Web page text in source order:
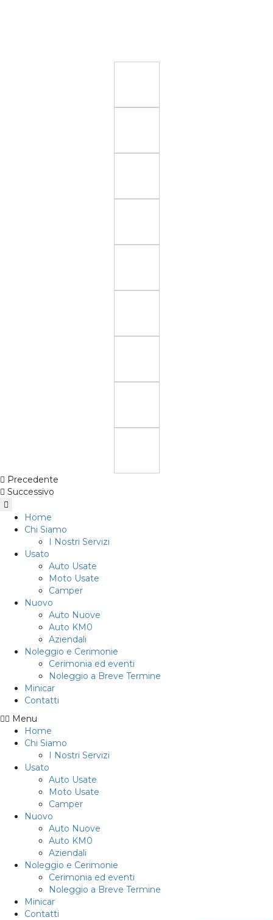
Precedente
Successivo
Home
Chi Siamo
I Nostri Servizi
Usato
Auto Usate
Moto Usate
Camper
Nuovo
Auto Nuove
Auto KM0
Aziendali
Noleggio e Cerimonie
Cerimonia ed eventi
Noleggio a Breve Termine
Minicar
Contatti
Menu
Home
Chi Siamo
I Nostri Servizi
Usato
Auto Usate
Moto Usate
Camper
Nuovo
Auto Nuove
Auto KM0
Aziendali
Noleggio e Cerimonie
Cerimonia ed eventi
Noleggio a Breve Termine
Minicar
Contatti